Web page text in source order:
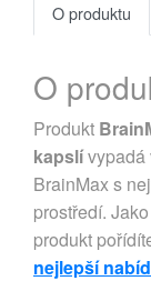
O produktu
O
Produkt
kapslívypadá
BrainMax s
prostředí.
produkt
nejlepší